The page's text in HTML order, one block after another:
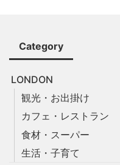
Category
LONDON
観光・お出掛け
カフェ・レストラン
食材・スーパー
生活・子育て